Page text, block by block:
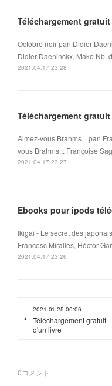
Octobre noir pan Didier
Didier Daeninckx, Mako Nb.
2021.04.17 23:28
Aimez-vous Brahms... pan
vous Brahms... Françoise
2021.04.17 23:27
Ebooks pour ipods
Ikigai - Le secret des
Francesc Miralles, Héctor
2021.04.17 23:26
2021.01.25 00:06
Téléchargement gratuit
d'un livre
0コメント